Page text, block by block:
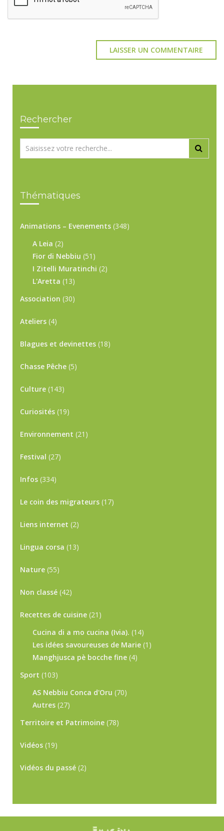
Rechercher
Thématiques
Animations – Evenements (348)
A Leia (2)
Fior di Nebbiu (51)
I Zitelli Muratinchi (2)
L'Aretta (13)
Association (30)
Ateliers (4)
Blagues et devinettes (18)
Chasse Pêche (5)
Culture (143)
Curiosités (19)
Environnement (21)
Festival (27)
Infos (334)
Le coin des migrateurs (17)
Liens internet (2)
Lingua corsa (13)
Nature (55)
Non classé (42)
Recettes de cuisine (21)
Cucina di a mo cucina (Ivia). (14)
Les idées savoureuses de Marie (1)
Manghjusca pè bocche fine (4)
Sport (103)
AS Nebbiu Conca d'Oru (70)
Autres (27)
Territoire et Patrimoine (78)
Vidéos (19)
Vidéos du passé (2)